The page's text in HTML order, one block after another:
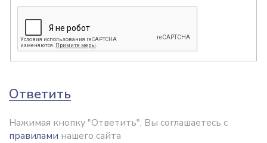
Ответить
Нажимая кнопку "Ответить", Вы соглашаетесь с
правилами нашего сайта